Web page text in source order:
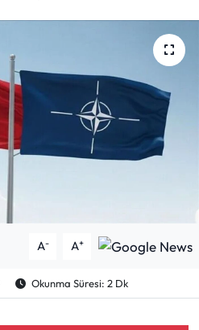
A- A+
Okunma Süresi: 2 Dk